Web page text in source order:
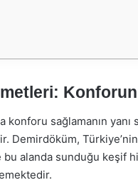
konforu sağlamanın
Demirdöküm,
alanda sunduğu keşif